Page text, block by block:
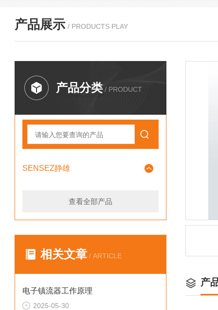
产品展示 / PRODUCTS PLAY
产品分类 / PRODUCT
SENSEZ静雄
查看全部产品
相关文章 / ARTICLE
电子镇流器工作原理
2025-05-30
产